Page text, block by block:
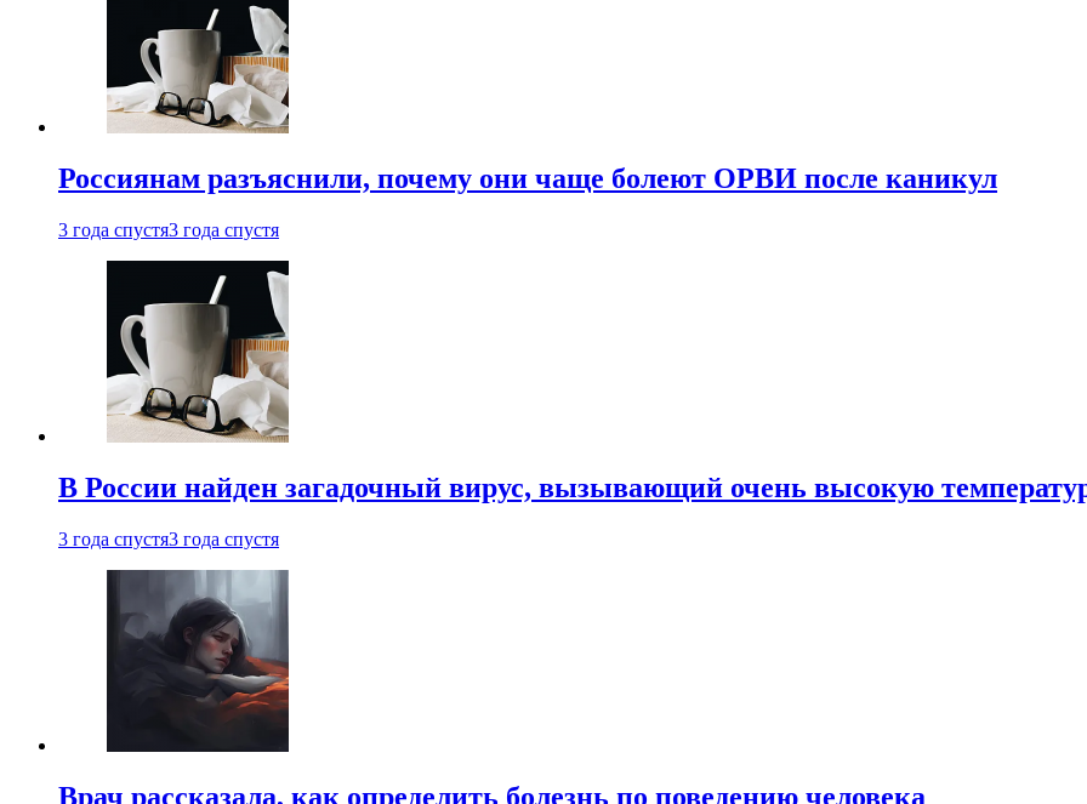
Россиянам разъяснили, почему они чаще болеют ОРВИ после каникул
3 года спустя3 года спустя
В России найден загадочный вирус, вызывающий очень высокую
3 года спустя3 года спустя
Врач рассказала, как определить болезнь по поведению человека